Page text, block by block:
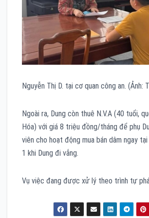
Nguyễn Thị D. tại cơ quan công an. (Ảnh:
Ngoài ra, Dung còn thuê N.V.A (40 tuổi,
Hóa) với giá 8 triệu đồng/tháng để phụ
viên cho hoạt động mua bán dâm ngay tại
1 khi Dung đi vắng.
Vụ việc đang được xử lý theo trình tự